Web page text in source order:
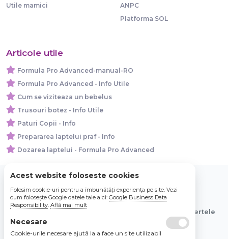
Utile mamici
ANPC
Platforma SOL
Articole utile
Formula Pro Advanced-manual-RO
Formula Pro Advanced - Info Utile
Cum se viziteaza un bebelus
Trusouri botez - Info Utile
Paturi Copii - Info
Prepararea laptelui praf - Info
Dozarea laptelui - Formula Pro Advanced
© 2026 Bebe Nou Online Store SRL
Toate preturile sunt exprimate in lei si includ tva. Ofertele
sunt valabile in limita stocului disponibil.
Acest website foloseste cookies
Folosim cookie-uri pentru a îmbunătăți experiența pe site. Vezi
cum folosește Google datele tale aici: Google Business Data
Responsibility. Află mai mult
Necesare
Cookie-urile necesare ajută la a face un site utilizabil